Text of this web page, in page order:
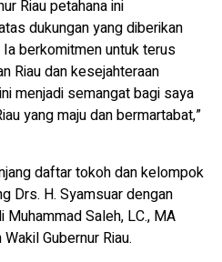
Riau petahana ini
dukungan yang diberikan
berkomitmen untuk terus
Riau dan kesejahteraan
menjadi semangat bagi saya
yang maju dan bermartabat,”
daftar tokoh dan kelompok
Drs. H. Syamsuar dengan
Saleh, LC., MA
Gubernur Riau.